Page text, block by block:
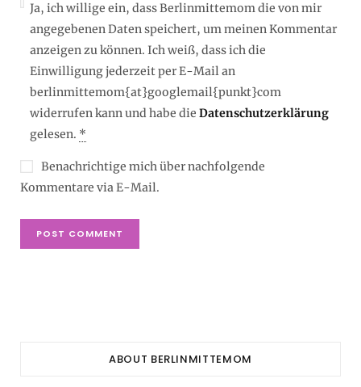
Ja, ich willige ein, dass Berlinmittemom die von mir
angegebenen Daten speichert, um meinen Kommentar
anzeigen zu können. Ich weiß, dass ich die
Einwilligung jederzeit per E-Mail an
berlinmittemom{at}googlemail{punkt}com
widerrufen kann und habe die Datenschutzerklärung
gelesen. *
Benachrichtige mich über nachfolgende
Kommentare via E-Mail.
ABOUT BERLINMITTEMOM